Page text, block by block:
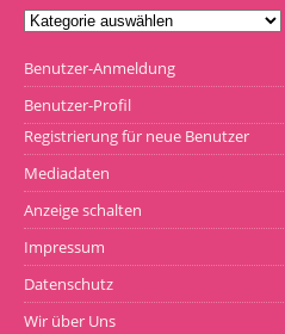
Benutzer-Anmeldung
Benutzer-Profil
Registrierung für neue Benutzer
Mediadaten
Anzeige schalten
Impressum
Datenschutz
Wir über Uns